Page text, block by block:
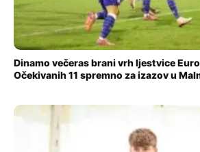
Dinamo večeras brani vrh ljestvice
Očekivanih 11 spremno za izazov u